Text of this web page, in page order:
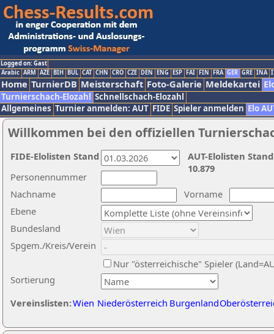
Logged on: Gast
Arabic ARM AZE BIH BUL CAT CHN CRO CZE DEN ENG ESP FAI FIN FRA GER GRE INA
Home TurnierDB Meisterschaft Foto-Galerie Meldekartei
Turnierschach-Elozahl Schnellschach-Elozahl
Allgemeines Turnier anmelden: AUT FIDE Spieler anmelden Elo
Willkommen bei den offiziellen
Nachname
Vorname
Ebene
Sortierung
Personennummer
Bundesland
Spgem./Kreis/Verein
Nur "österreichische" Spieler
Vereinslisten:Wien Niederösterreich Burgenland
AUT-Elolisten
10.879
FIDE-Elolisten Stand